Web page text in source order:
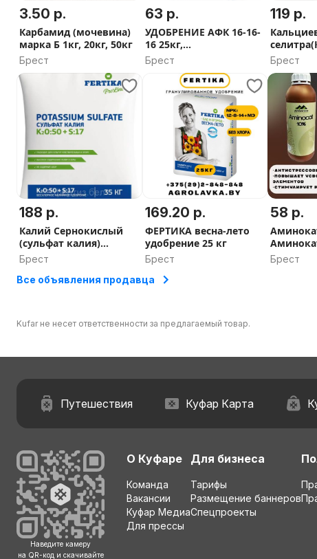
3.50 р.
Карбамид (мочевина)
марка Б 1кг, 20кг, 50кг
Брест
63 р.
УДОБРЕНИЕ АФК 16-16-
16 25кг,
Суперфосфат,25 кг
Брест
119 р.
Yara
Брест
188 р.
Калий Сернокислый
(сульфат калия)
гранулированный,
35кг
Брест
169.20 р.
ФЕРТИКА весна-лето
удобрение 25 кг
Брест
58 р.
Калия,
Брест
Все объявления продавца
Kufar не несет ответственности за предлагаемый товар.
Путешествия Куфар Карта
Наведите камеру
на QR-код и скачивайте
О Куфаре
Команда
Вакансии
Куфар Медиа
Для прессы
Для бизнеса
Тарифы
Размещение баннеров
Спецпроекты